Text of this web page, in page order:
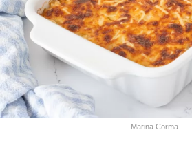
Marina Corma